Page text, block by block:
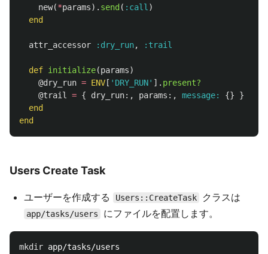
new(*params). send ( :call )
end
attr_accessor :dry_run, :trail
def initialize(params)
@dry_run = ENV [ 'DRY_RUN' ]. present?
@trail
= { dry_run:, params :, message: {}
}
end
end
Users Create Task
ユーザーを作成する Users::CreateTask クラスは
app/tasks/users にファイルを配置します。
mkdir